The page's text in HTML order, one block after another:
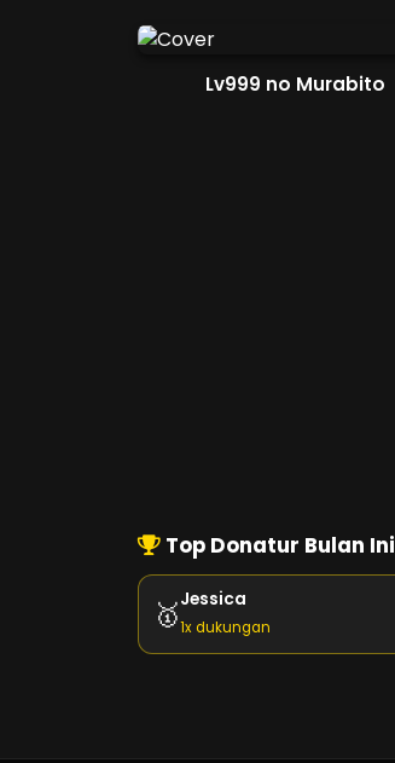
Lv999 no Murabito
Top Donatur Bulan Ini
🥇Jessica
1x dukungan